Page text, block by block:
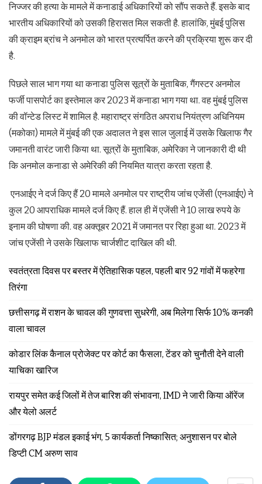
निज्जर की हत्या के मामले में कनाडाई अधिकारियों को सौंप सकते हैं. इसके बाद
भारतीय अधिकारियों को उसकी हिरासत मिल सकती है. हालांकि, मुंबई पुलिस
की क्राइम ब्रांच ने अनमोल को भारत प्रत्यर्पित करने की प्रक्रिया शुरू कर दी
है.
पिछले साल भाग गया था कनाडा पुलिस सूत्रों के मुताबिक, गैंगस्टर अनमोल
फर्जी पासपोर्ट का इस्तेमाल कर 2023 में कनाडा भाग गया था. वह मुंबई पुलिस
की वॉन्टेड लिस्ट में शामिल है. महाराष्ट्र संगठित अपराध नियंत्रण अधिनियम
(मकोका) मामले में मुंबई की एक अदालत ने इस साल जुलाई में उसके खिलाफ गैर
जमानती वारंट जारी किया था. सूत्रों के मुताबिक, अमेरिका ने जानकारी दी थी
कि अनमोल कनाडा से अमेरिकी की नियमित यात्रा करता रहता है.
एनआईए ने दर्ज किए हैं 20 मामले अनमोल पर राष्ट्रीय जांच एजेंसी (एनआईए) ने
कुल 20 आपराधिक मामले दर्ज किए हैं. हाल ही में एजेंसी ने 10 लाख रुपये के
इनाम की घोषणा की. वह अक्तूबर 2021 में जमानत पर रिहा हुआ था. 2023 में
जांच एजेंसी ने उसके खिलाफ चार्जशीट दाखिल की थी.
स्वतंत्रता दिवस पर बस्तर में ऐतिहासिक पहल, पहली बार 92 गांवों में फहरेगा
तिरंगा
छत्तीसगढ़ में राशन के चावल की गुणवत्ता सुधरेगी, अब मिलेगा सिर्फ 10% कनकी
वाला चावल
कोडार लिंक कैनाल प्रोजेक्ट पर कोर्ट का फैसला, टेंडर को चुनौती देने वाली
याचिका खारिज
रायपुर समेत कई जिलों में तेज बारिश की संभावना, IMD ने जारी किया ऑरेंज
और येलो अलर्ट
डोंगरगढ़ BJP मंडल इकाई भंग, 5 कार्यकर्ता निष्कासित; अनुशासन पर बोले
डिप्टी CM अरुण साव